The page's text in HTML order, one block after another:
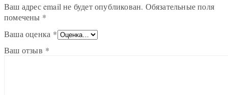
Ваш адрес email не будет опубликован. Обязательные поля
помечены *
Ваша оценка *
Ваш отзыв *